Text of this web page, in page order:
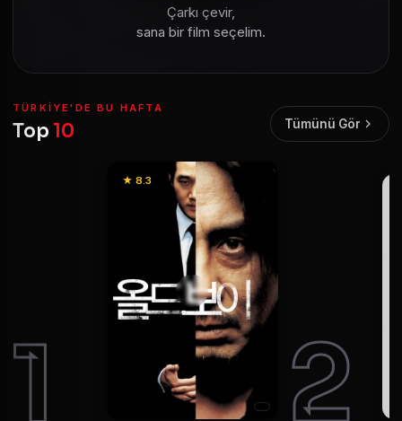
Çarkı çevir,
sana bir film seçelim.
TÜRKIYE'DE BU HAFTA
Top 10 Tümünü Gör
1
★ 8.3
2